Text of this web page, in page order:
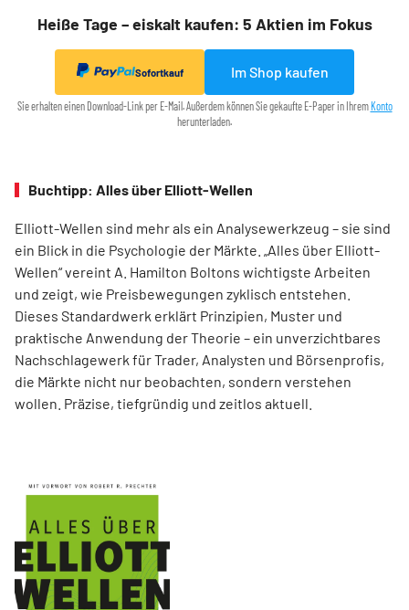
Heiße Tage – eiskalt kaufen: 5 Aktien im Fokus
Sofortkauf Im Shop kaufen
Sie erhalten einen Download-Link per E-Mail. Außerdem können Sie gekaufte E-Paper in Ihrem Konto
herunterladen.
Buchtipp: Alles über Elliott-Wellen
Elliott-Wellen sind mehr als ein Analysewerkzeug – sie sind
ein Blick in die Psychologie der Märkte. „Alles über Elliott-
Wellen“ vereint A. Hamilton Boltons wichtigste Arbeiten
und zeigt, wie Preisbewegungen zyklisch entstehen.
Dieses Standardwerk erklärt Prinzipien, Muster und
praktische Anwendung der Theorie – ein unverzichtbares
Nachschlagewerk für Trader, Analysten und Börsenprofis,
die Märkte nicht nur beobachten, sondern verstehen
wollen. Präzise, tiefgründig und zeitlos aktuell.